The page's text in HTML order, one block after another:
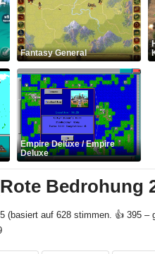
Fantasy General
Empire Deluxe / Empire
Deluxe
Bedrohung
(basiert auf 628 stimmen. 👍 395